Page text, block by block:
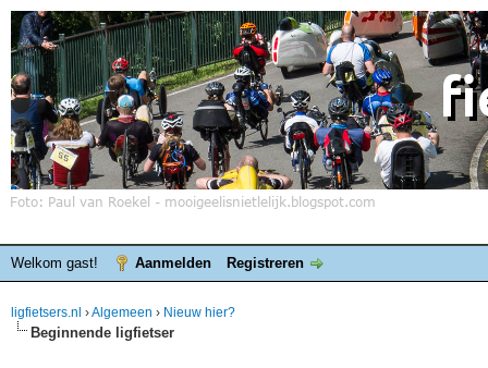
Welkom gast! Aanmelden Registreren
ligfietsers.nl ›Algemeen › Nieuw hier?
Beginnende ligfietser